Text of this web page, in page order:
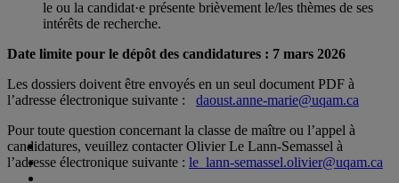
le ou la candidat·e présente brièvement le/les thèmes de ses
intérêts de recherche.
Date limite pour le dépôt des candidatures : 7 mars 2026
Les dossiers doivent être envoyés en un seul document PDF à
l’adresse électronique suivante : daoust.anne-marie@uqam.ca
Pour toute question concernant la classe de maître ou l’appel à
candidatures, veuillez contacter Olivier Le Lann-Semassel à
l’adresse électronique suivante : le_lann-semassel.olivier@uqam.ca